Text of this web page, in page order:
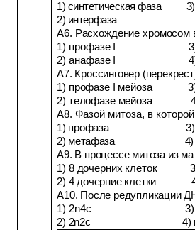
1) синтетическая фаза 3)
2) интерфаза 4)
А6. Расхождение хромосом
1) профазе
3)
2) анафазе
4)
А7. Кроссинговер
1) профазе
мейоза 3)
2) телофазе мейоза 4)
А8. Фазой митоза, в
1)
2) метафаза 4)
А9. В процессе митоза из
1) 8 дочерних клеток 3)
2) 4 дочерние клетки 4)
А10. После редупликации
1) 2n4с 3)
2) 2n2с 4)